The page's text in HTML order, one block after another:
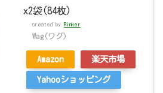
x2袋(84枚)
created by Rinker
Wag(ワグ)
Amazon 楽天市場
Yahooショッピング